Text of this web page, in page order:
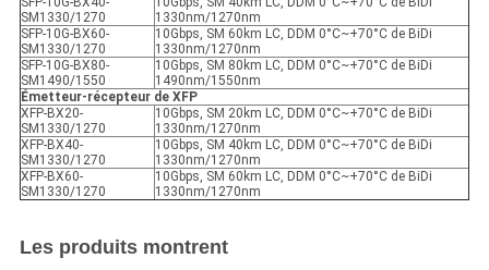
SM1330/1270
1330nm/1270nm
SFP-10G-BX60-
SM1330/1270
10Gbps, SM 60km LC, DDM 0°C~+70°C de BiDi
1330nm/1270nm
SFP-10G-BX80-
SM1490/1550
10Gbps, SM 80km LC, DDM 0°C~+70°C de BiDi
1490nm/1550nm
Émetteur-récepteur de XFP
XFP-BX20-
SM1330/1270
10Gbps, SM 20km LC, DDM 0°C~+70°C de BiDi
1330nm/1270nm
XFP-BX40-
SM1330/1270
10Gbps, SM 40km LC, DDM 0°C~+70°C de BiDi
1330nm/1270nm
XFP-BX60-
SM1330/1270
10Gbps, SM 60km LC, DDM 0°C~+70°C de BiDi
1330nm/1270nm
Les produits montrent